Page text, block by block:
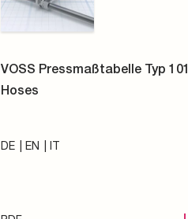
VOSS Pressmaßtabelle Typ 101
Hoses
DE EN IT